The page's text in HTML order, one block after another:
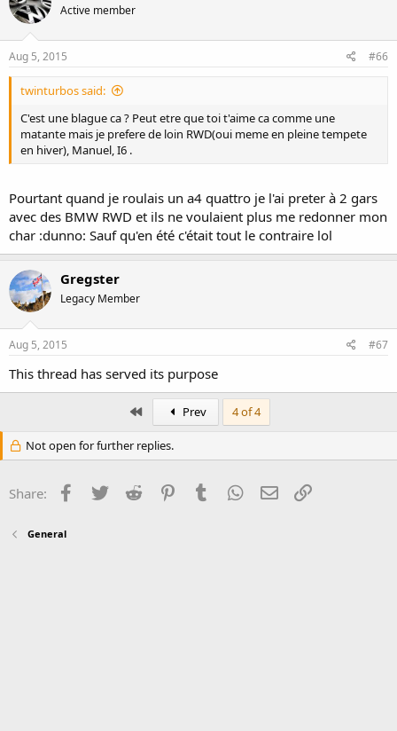
Active member
Aug 5, 2015 #66
twinturbos said:
C'est une blague ca ? Peut etre que toi t'aime ca comme une
matante mais je prefere de loin RWD(oui meme en pleine tempete
en hiver), Manuel, I6 .
Pourtant quand je roulais un a4 quattro je l'ai preter à 2 gars
avec des BMW RWD et ils ne voulaient plus me redonner mon
char :dunno: Sauf qu'en été c'était tout le contraire lol
Gregster
Legacy Member
Aug 5, 2015 #67
This thread has served its purpose
First Prev 4 of 4
Not open for further replies.
Share: Facebook
Twitter Reddit PinterestTumblr WhatsApp
Email
General